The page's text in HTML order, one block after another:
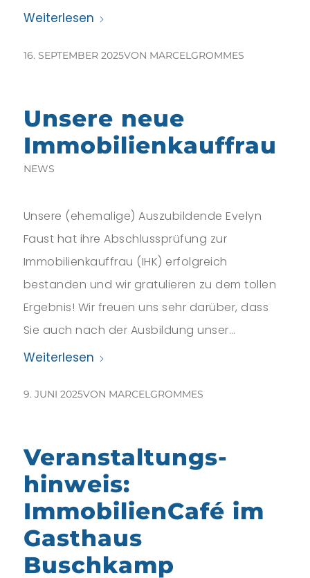
Weiterlesen
16. SEPTEMBER 2025VON MARCELGROMMES
Unsere neue
Immobilienkauffrau
NEWS
Unsere (ehemalige) Auszubildende Evelyn
Faust hat ihre Abschlussprüfung zur
Immobilienkauffrau (IHK) erfolgreich
bestanden und wir gratulieren zu dem tollen
Ergebnis! Wir freuen uns sehr darüber, dass
Sie auch nach der Ausbildung unser…
Weiterlesen
9. JUNI 2025VON MARCELGROMMES
Veranstaltungs-
hinweis:
ImmobilienCafé im
Gasthaus
Buschkamp